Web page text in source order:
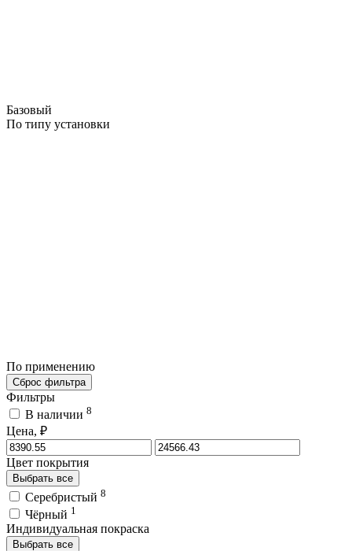
Базовый
По типу установки
По применению
Сброс фильтра
Фильтры
В наличии 8
Цена, ₽
Цвет покрытия
Выбрать все
Серебристый 8
Чёрный 1
Индивидуальная покраска
Выбрать все